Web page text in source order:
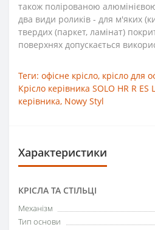
також полірованою
два види роликів - для м'яких
твердих (паркет, ламінат)
поверхнях допускається
Теги: офісне крісло, крісло для
Крісло керівника SOLO HR R ES
керівника, Nowy Styl
Характеристики
КРІСЛА ТА СТІЛЬЦІ
Механізм
Тип основи